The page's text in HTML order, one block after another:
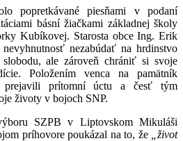
popretkávané piesňami v podaní
básní žiačkami základnej školy
Kubíkovej. Starosta obce Ing. Erik
nezabúdať na hrdinstvo
ale zároveň chrániť si svoje
Položením venca na pamätník
prejavili prítomní úctu a česť tým
životy v bojoch SNP.
SZPB v Liptovskom Mikuláši
príhovore poukázal na to, že
„život